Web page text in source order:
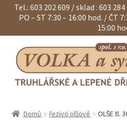
Tel.: 603 202 609 / sklad : 603
PO – ST 7:30 – 16:00 hod. / ČT
15:00
Přeskočit
na
navigaci
Přejít
obsahu
webu
Domů řezivo olšové OLŠE tl.